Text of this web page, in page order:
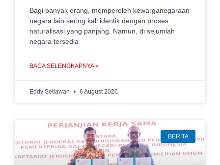
Bagi banyak orang, memperoleh kewarganegaraan
negara lain sering kali identik dengan proses
naturalisasi yang panjang. Namun, di sejumlah
negara tersedia
BACA SELENGKAPNYA »
Eddy Setiawan 6 August 2026
BERITA